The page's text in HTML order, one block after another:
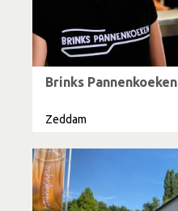
Brinks Pannenkoeken
Zeddam